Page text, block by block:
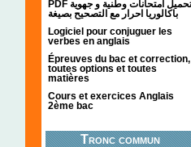
PDF تحميل امتحانات وطنية و جهوية
باكالوريا احرار مع التصحيح بصيغة
Logiciel pour conjuguer les
verbes en anglais
Épreuves du bac et correction,
toutes options et toutes
matières
Cours et exercices Anglais
2ème bac
Tronc commun